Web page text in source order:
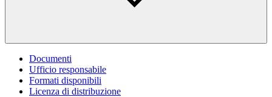
Documenti
Ufficio responsabile
Formati disponibili
Licenza di distribuzione